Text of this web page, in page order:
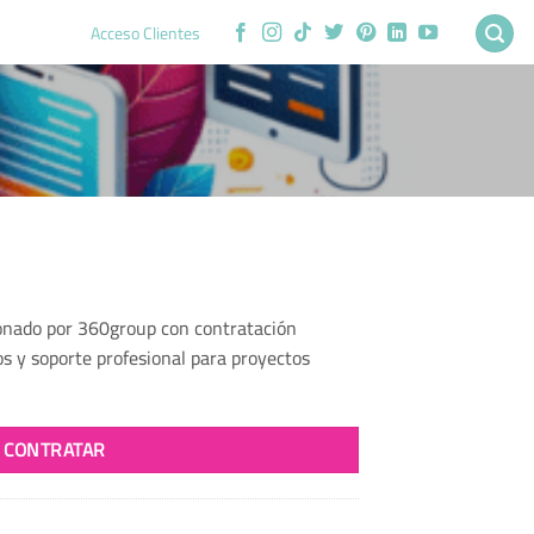
Acceso Clientes
por 360group con contratación
y soporte profesional para proyectos
CONTRATAR